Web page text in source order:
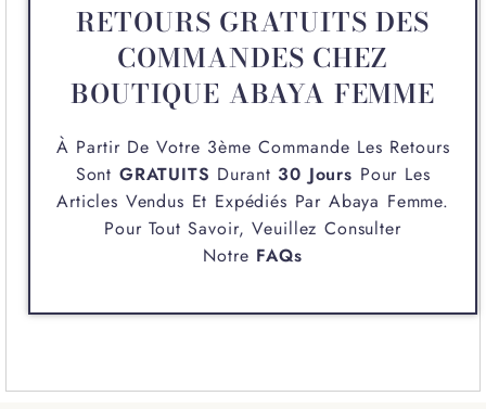
RETOURS GRATUITS DES
COMMANDES CHEZ
BOUTIQUE ABAYA FEMME
À Partir De Votre 3ème Commande Les Retours
Sont GRATUITS Durant 30 Jours Pour Les
Articles Vendus Et Expédiés Par Abaya Femme.
Pour Tout Savoir, Veuillez Consulter
Notre FAQs